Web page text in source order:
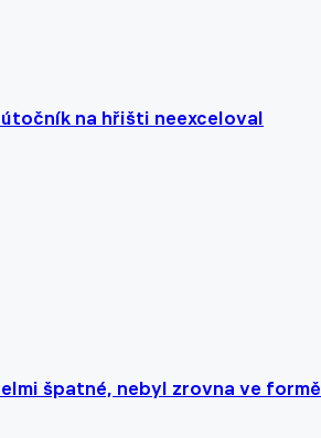
na hřišti neexceloval
špatné, nebyl zrovna ve formě